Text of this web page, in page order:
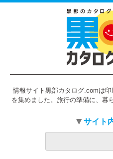
情報サイト黒部カタログ.comは
を集めました。旅行の準備に、暮
サイト